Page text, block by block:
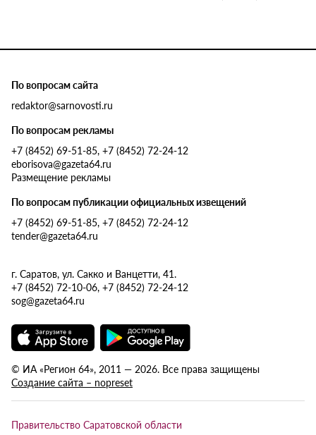
По вопросам сайта
redaktor@sarnovosti.ru
По вопросам рекламы
+7 (8452) 69-51-85, +7 (8452) 72-24-12
eborisova@gazeta64.ru
Размещение рекламы
По вопросам публикации официальных извещений
+7 (8452) 69-51-85, +7 (8452) 72-24-12
tender@gazeta64.ru
г. Саратов, ул. Сакко и Ванцетти, 41.
+7 (8452) 72-10-06, +7 (8452) 72-24-12
sog@gazeta64.ru
© ИА «Регион 64», 2011 — 2026. Все права защищены
Создание сайта – nopreset
Правительство Саратовской области